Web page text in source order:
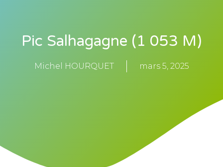
Pic Salhagagne (1 053 M)
Michel HOURQUET mars 5, 2025